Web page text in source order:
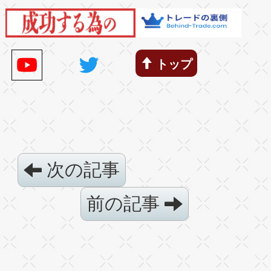
トップ
次の記事
前の記事